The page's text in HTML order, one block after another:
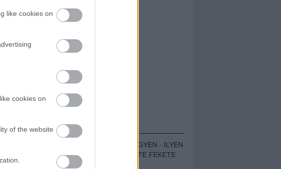
like cookies on
cookies on
of the website
BESZÁMOLÓK
ZENÉS TÁBOR A HEGYEN - ILYEN
VOLT A VÍRUS SZÜLTE FEKETE
ZAJ FESZTIVÁL